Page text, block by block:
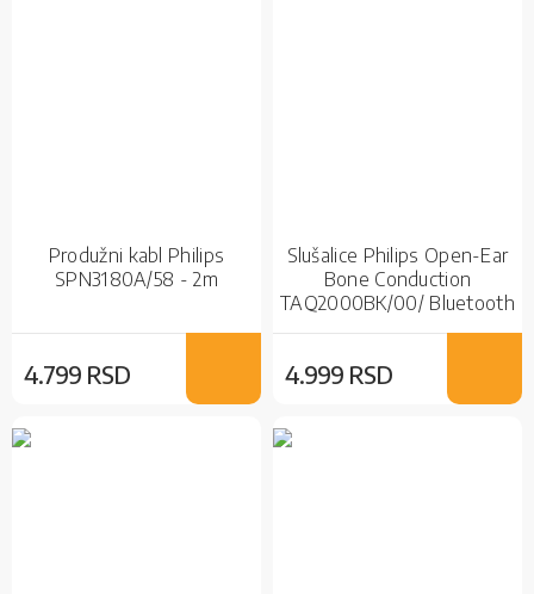
Produžni kabl Philips
SPN3180A/58 - 2m
4.799 RSD
Slušalice Philips Open-Ear
Bone Conduction
TAQ2000BK/00/ Bluetooth
/ Wireless / Black / Bubice
4.999 RSD